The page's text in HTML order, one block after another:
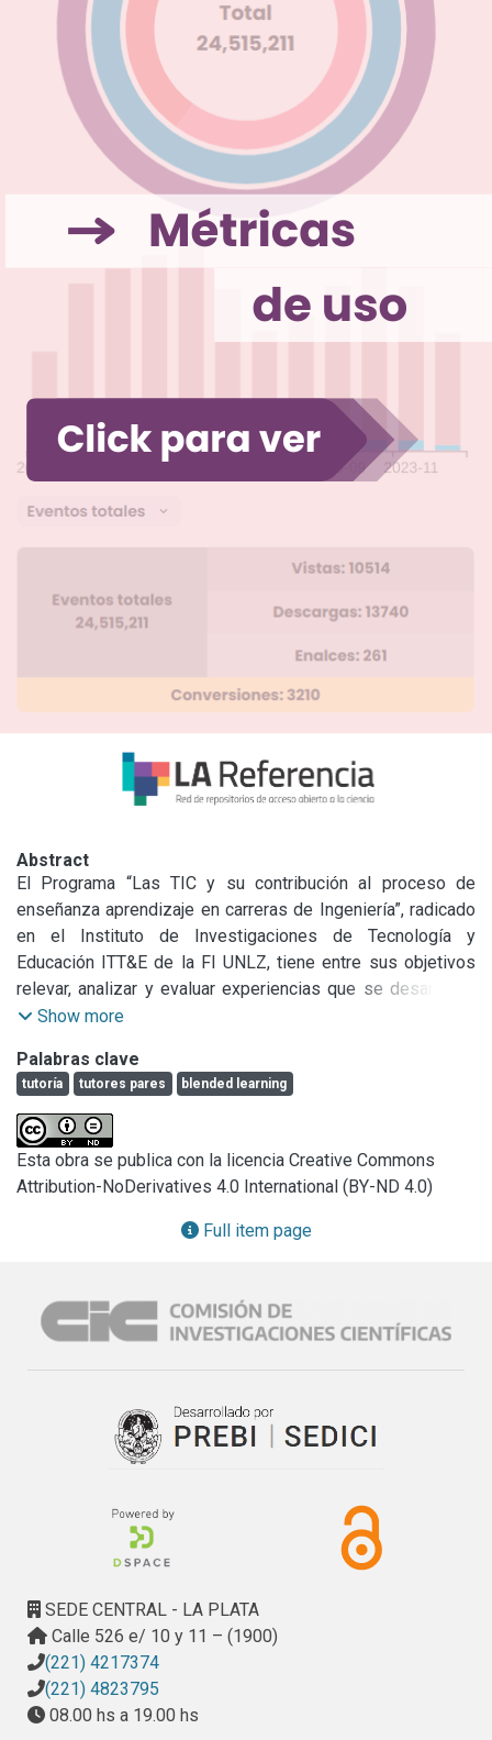
Abstract
El Programa “Las TIC y su contribución al proceso de
enseñanza aprendizaje en carreras de Ingeniería”, radicado
en el Instituto de Investigaciones de Tecnología y
Educación ITT&E de la FI UNLZ, tiene entre sus objetivos
relevar, analizar y evaluar experiencias que se desarrollan
en el espacio virtual de aprendizaje (EVA) de la Facultad.
identificar: a) los impactos de la integración de TIC a la
enseñanza y b) los indicadores de satisfacción respecto
del Sistema de Tutorías de pares que la Unidad Académica
viene implementando.
Se describen el Modelo de Tutorías de la Facultad y la
percepción que los alumnos inscriptos al Rampa –curso de
inserción a la carrera– han tenido respecto de las
Se analizan también los resultados de una encuesta de
satisfacción administrada a los alumnos a través del
ingreso realizó el equipo de tutores y, por el otro, la
aceptabilidad del modelo de apoyo académico brindado a
través del EVA.
información para orientar estrategias desde el programa
tutorías para mejorar el rendimiento académico.
Se utilizan pruebas estadísticas descriptivas, de
Principales con el objeto de identificar posibles tipologías
de alumnos.
Show more
Palabras clave
tutoría tutores pares blended learning
Esta obra se publica con la licencia Creative Commons
Attribution-NoDerivatives 4.0 International (BY-ND 4.0)
Full item page
SEDE CENTRAL - LA PLATA
Calle 526 e/ 10 y 11 – (1900)
(221) 4217374
(221) 4823795
08.00 hs a 19.00 hs